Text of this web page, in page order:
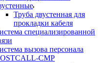
Труба двустенная для
прокладки кабеля
специализированной
вызова персонала
CMP